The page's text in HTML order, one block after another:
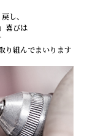
し、
喜びは
り組んでまいります